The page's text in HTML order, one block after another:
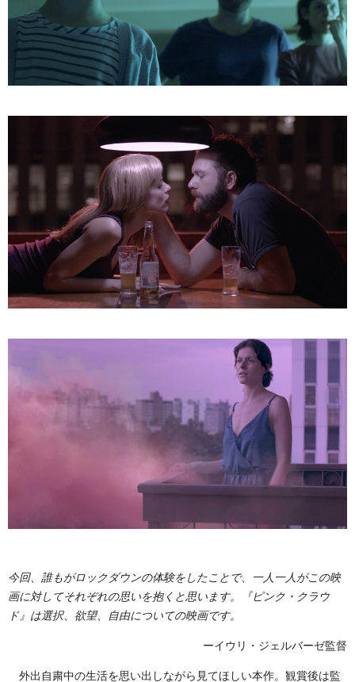
今回、誰もがロックダウンの体験をしたことで、一人一人がこの映
画に対してそれぞれの思いを抱くと思います。『ピンク・クラウ
ド』は選択、欲望、自由についての映画です。
ーイウリ・ジェルバーゼ監督
外出自粛中の生活を思い出しながら見てほしい本作。観賞後は監